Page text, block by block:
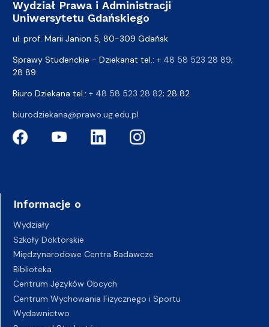
Wydział Prawa i Administracji
Uniwersytetu Gdańskiego
ul. prof. Marii Janion 5, 80-309 Gdańsk
Sprawy Studenckie - Dziekanat tel.: + 48 58 523 28 89;
28 89
Biuro Dziekana tel.: + 48 58 523 28 82; 28 82
biurodziekana@prawo.ug.edu.pl
Informacje o
Wydziały
Szkoły Doktorskie
Międzynarodowe Centra Badawcze
Biblioteka
Centrum Języków Obcych
Centrum Wychowania Fizycznego i Sportu
Wydawnictwo